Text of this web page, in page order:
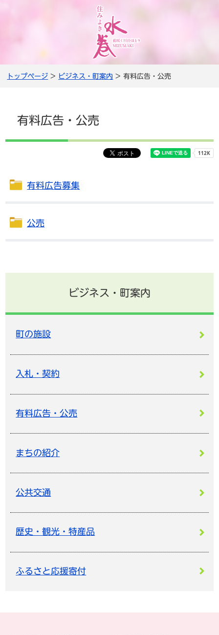
トップページ > ビジネス・町案内 > 有料広告・公売
有料広告・公売
有料広告募集
公売
ビジネス・町案内
町の施設
入札・契約
有料広告・公売
まちの紹介
公共交通
歴史・観光・特産品
ふるさと応援寄付